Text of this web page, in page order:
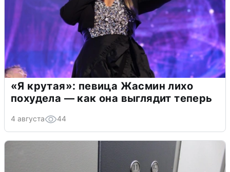
«Я крутая»: певица Жасмин лихо
похудела — как она выглядит теперь
4 августа 44